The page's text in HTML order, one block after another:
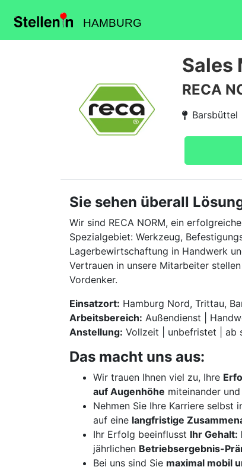
HAMBURG
Sales
RECA
Barsbüttel
Sie sehen überall
Wir sind RECA NORM, ein
Spezialgebiet: Werkzeug,
Lagerbewirtschaftung in Handwerk
Vertrauen in unsere Mitarbeiter
Vordenker.
Einsatzort: Hamburg Nord, Trittau,
Arbeitsbereich: Außendienst |
Anstellung: Vollzeit | unbefristet | ab
Das macht uns aus:
Wir trauen Ihnen viel zu, Ihre
auf Augenhöhe miteinander und
Nehmen Sie Ihre Karriere selbst
auf eine langfristige
Ihr Erfolg beeinflusst Ihr Gehalt:
jährlichen Betriebsergebnis-
Bei uns sind Sie maximal mobil